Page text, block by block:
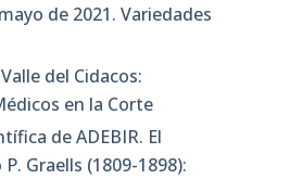
de 2021. Variedades
del Cidacos:
en la Corte
de ADEBIR. El
Graells (1809-1898):